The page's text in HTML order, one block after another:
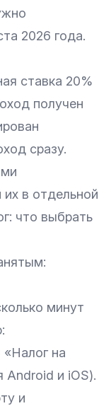
2026 года.
ставка 20%
получен
сразу.
в отдельной
что выбрать
минут
на
Android и iOS).
и